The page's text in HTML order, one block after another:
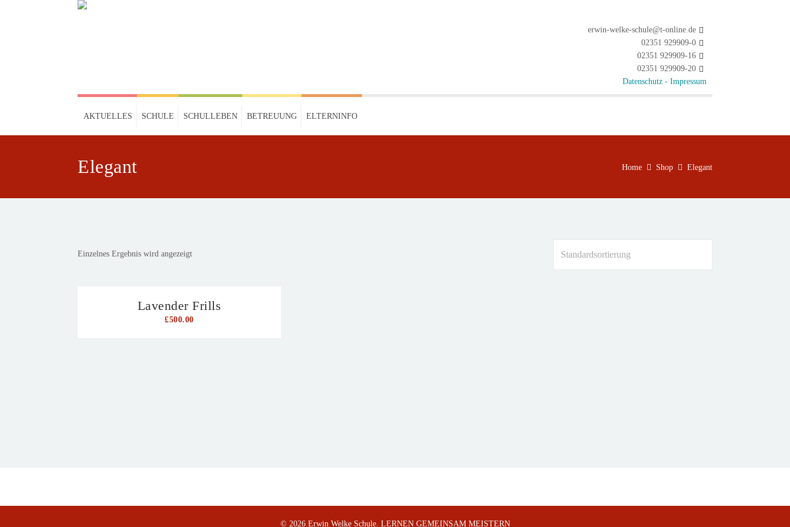
erwin-welke-schule@t-online.de
02351 929909-0
02351 929909-16
02351 929909-20
Datenschutz - Impressum
AKTUELLES SCHULE SCHULLEBEN BETREUUNG ELTERNINFO
Elegant Home Shop Elegant
Einzelnes Ergebnis wird angezeigt
Lavender Frills
£500.00
© 2026 Erwin Welke Schule. LERNEN GEMEINSAM MEISTERN